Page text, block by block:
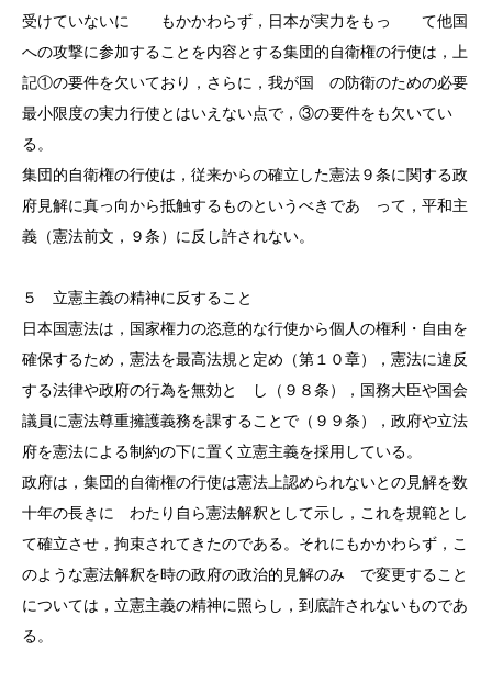
受けていないに もかかわらず，日本が実力をもっ て他国
への攻撃に参加することを内容とする集団的自衛権の行使は，上
記①の要件を欠いており，さらに，我が国 の防衛のための必要
最小限度の実力行使とはいえない点で，③の要件をも欠いてい
る。
集団的自衛権の行使は，従来からの確立した憲法９条に関する政
府見解に真っ向から抵触するものというべきであ って，平和主
義（憲法前文，９条）に反し許されない。
５ 立憲主義の精神に反すること
日本国憲法は，国家権力の恣意的な行使から個人の権利・自由を
確保するため，憲法を最高法規と定め（第１０章），憲法に違反
する法律や政府の行為を無効と し（９８条），国務大臣や国会
議員に憲法尊重擁護義務を課することで（９９条），政府や立法
府を憲法による制約の下に置く立憲主義を採用している。
政府は，集団的自衛権の行使は憲法上認められないとの見解を数
十年の長きに わたり自ら憲法解釈として示し，これを規範とし
て確立させ，拘束されてきたのである。それにもかかわらず，こ
のような憲法解釈を時の政府の政治的見解のみ で変更すること
については，立憲主義の精神に照らし，到底許されないものであ
る。